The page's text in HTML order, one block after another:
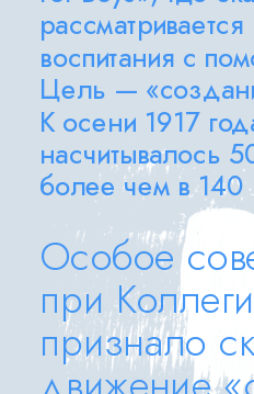
воспитания с
Цель —
К осени 1917
насчитывалось
более чем в
Особое
при
признало